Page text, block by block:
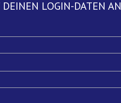
LOGIN-DATEN AN